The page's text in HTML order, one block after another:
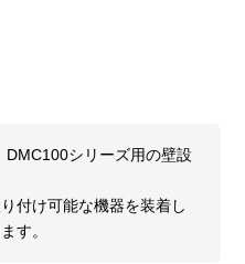
シリーズ用の壁設
付け可能な機器を装着し
す。